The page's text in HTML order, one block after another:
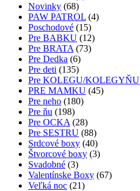
Novinky (68)
PAW PATROL (4)
Poschodové (15)
Pre BABKU (12)
Pre BRATA (73)
Pre Dedka (6)
Pre deti (135)
Pre KOLEGU/KOLEGYŇU
PRE MAMKU (45)
Pre neho (180)
Pre ňu (198)
Pre OCKA (28)
Pre SESTRU (88)
Srdcové boxy (40)
Štvorcové boxy (3)
Svadobné (3)
Valentínske Boxy (67)
Veľká noc (21)